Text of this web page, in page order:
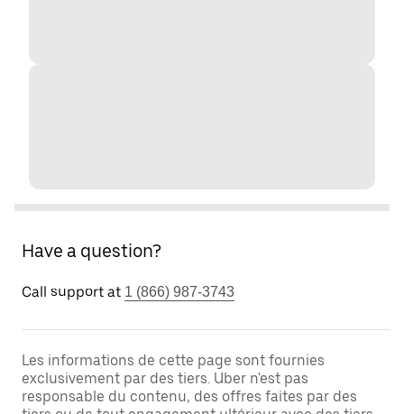
Have a question?
Call support at 1 (866) 987-3743
Les informations de cette page sont fournies
exclusivement par des tiers. Uber n'est pas
responsable du contenu, des offres faites par des